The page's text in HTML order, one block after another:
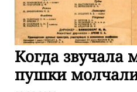
Когда звучала
пушки